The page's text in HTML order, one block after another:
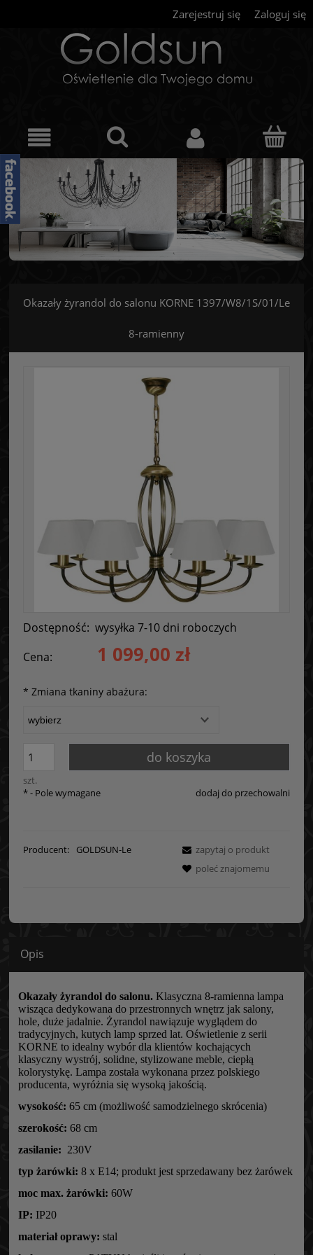
Zarejestruj się Zaloguj się
Okazały żyrandol do salonu KORNE 1397/W8/1S/01/Le
8-ramienny
Dostępność: wysyłka 7-10 dni roboczych
Cena:
1 099,00 zł
* Zmiana tkaniny abażura:
szt.
do koszyka
dodaj do przechowalni
*- Pole wymagane
Producent: GOLDSUN-Le
zapytaj o produkt
poleć znajomemu
Opis
Okazały żyrandol do salonu. Klasyczna 8-ramienna lampa
wisząca dedykowana do przestronnych wnętrz jak salony,
hole, duże jadalnie. Żyrandol nawiązuje wyglądem do
tradycyjnych, kutych lamp sprzed lat. Oświetlenie z serii
KORNE to idealny wybór dla klientów kochających
klasyczny wystrój, solidne, stylizowane meble, ciepłą
kolorystykę. Lampa została wykonana przez polskiego
producenta, wyróżnia się wysoką jakością.
wysokość: 65 cm (możliwość samodzielnego skrócenia)
szerokość: 68 cm
zasilanie: 230V
typ żarówki: 8 x E14; produkt jest sprzedawany bez żarówek
moc max. żarówki: 60W
IP: IP20
materiał oprawy: stal